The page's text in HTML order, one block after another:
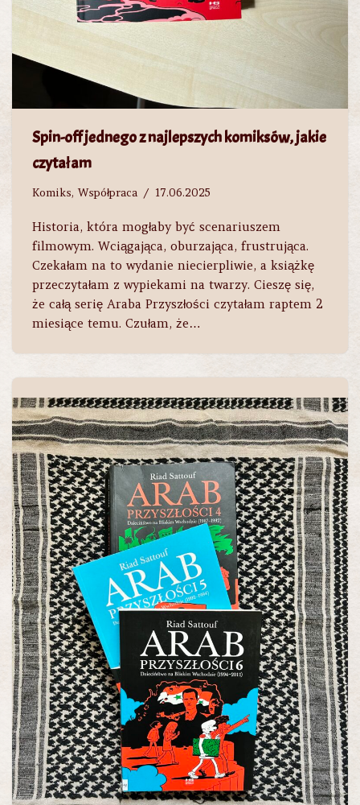
Spin-off jednego z najlepszych komiksów, jakie
czytałam
Komiks,Współpraca 17.06.2025
Historia, która mogłaby być scenariuszem
filmowym. Wciągająca, oburzająca, frustrująca.
Czekałam na to wydanie niecierpliwie, a książkę
przeczytałam z wypiekami na twarzy. Cieszę się,
że całą serię Araba Przyszłości czytałam raptem 2
miesiące temu. Czułam, że…